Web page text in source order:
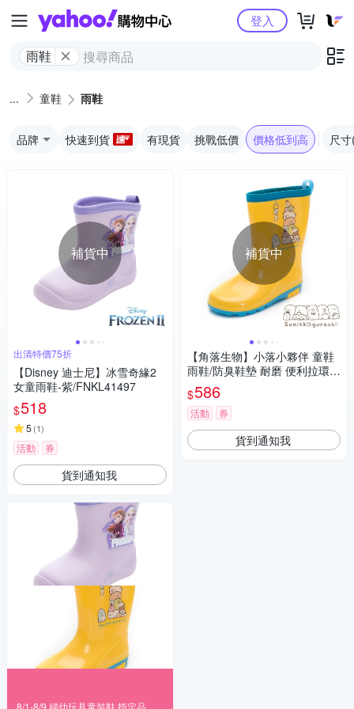
Yahoo購物中心
雨鞋
登入
童鞋 雨鞋
品牌 快速到貨 有現貨 挑戰低價 價格低到高 尺
補貨中
出清特價75折
【Disney 迪士尼】冰雪奇緣2
女童雨鞋-紫/FNKL41497
$518
5 (1)
活動 券
貨到通知我
補貨中
【角落生物】小落小夥伴 童鞋
雨鞋/防臭鞋墊 耐磨 便利拉環(S
GKL20494黃色)
$586
活動 券
貨到通知我